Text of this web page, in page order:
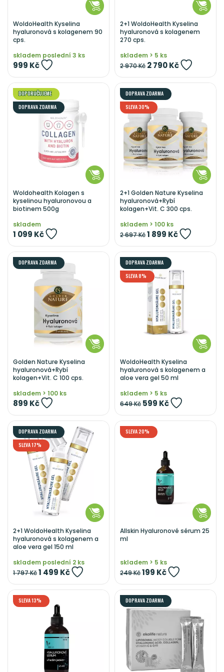
WoldoHealth Kyselina
hyaluronová s kolagenem 90
cps.
skladem poslední 3 ks
999 Kč
2+1 WoldoHealth Kyselina
hyaluronová s kolagenem
270 cps.
skladem > 5 ks
2 970 Kč 2 790 Kč
DOPORUČUJEME
DOPRAVA ZDARMA
Woldohealth Kolagen s
kyselinou hyaluronovou a
biotinem 500g
skladem
1 099 Kč
DOPRAVA ZDARMA
SLEVA 30%
2+1 Golden Nature Kyselina
hyaluronová+Rybí
kolagen+Vit. C 300 cps.
skladem > 100 ks
2 697 Kč1 899 Kč
DOPRAVA ZDARMA
Golden Nature Kyselina
hyaluronová+Rybí
kolagen+Vit. C 100 cps.
skladem > 100 ks
899 Kč
DOPRAVA ZDARMA
SLEVA 8%
WoldoHealth Kyselina
hyaluronová s kolagenem a
aloe vera gel 50 ml
skladem > 5 ks
649 Kč 599 Kč
DOPRAVA ZDARMA
SLEVA 17%
2+1 WoldoHealth Kyselina
hyaluronová s kolagenem a
aloe vera gel 150 ml
skladem poslední 2 ks
1 797 Kč1 499 Kč
SLEVA 20%
Allskin Hyaluronové sérum 25
ml
skladem > 5 ks
249 Kč199 Kč
SLEVA 13% DOPRAVA ZDARMA